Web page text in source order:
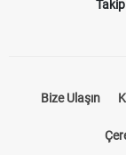
Bize Ulaşın